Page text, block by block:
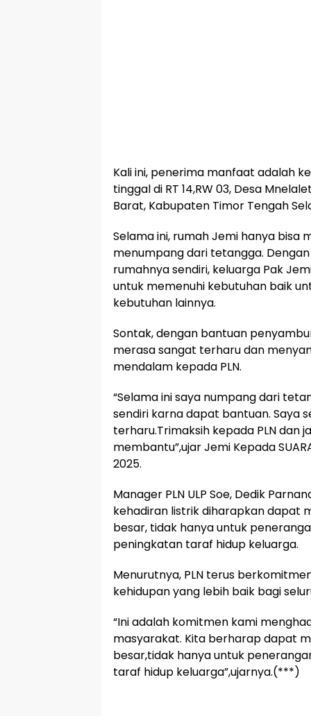
Kali ini, penerima manfaat adalah
tinggal di RT 14,RW 03, Desa
Barat, Kabupaten Timor Tengah
Selama ini, rumah Jemi hanya bisa
menumpang dari tetangga.
rumahnya sendiri, keluarga Pak
untuk memenuhi kebutuhan baik
kebutuhan lainnya.
Sontak, dengan bantuan
merasa sangat terharu dan
mendalam kepada PLN.
“Selama ini saya numpang dari
sendiri karna dapat bantuan. Saya
terharu.Trimaksih kepada PLN dan
membantu”,ujar Jemi Kepada
2025.
Manager PLN ULP Soe, Dedik
kehadiran listrik diharapkan dapat
besar, tidak hanya untuk
peningkatan taraf hidup keluarga.
Menurutnya, PLN terus
kehidupan yang lebih baik bagi
“Ini adalah komitmen kami
masyarakat. Kita berharap dapat
besar,tidak hanya untuk
taraf hidup keluarga”,ujarnya.(***)